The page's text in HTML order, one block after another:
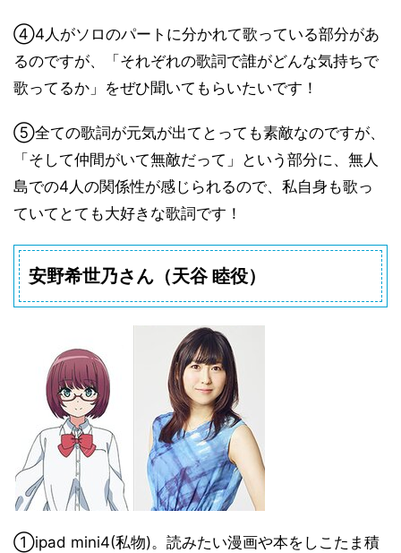
④4人がソロのパートに分かれて歌っている部分があ
るのですが、「それぞれの歌詞で誰がどんな気持ちで
歌ってるか」をぜひ聞いてもらいたいです！
⑤全ての歌詞が元気が出てとっても素敵なのですが、
「そして仲間がいて無敵だって」という部分に、無人
島での4人の関係性が感じられるので、私自身も歌っ
ていてとても大好きな歌詞です！
安野希世乃さん （天谷 睦役）
①ipad mini4(私物)。読みたい漫画や本をしこたま積